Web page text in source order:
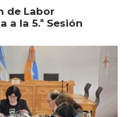
de Labor
a la 5.ª Sesión